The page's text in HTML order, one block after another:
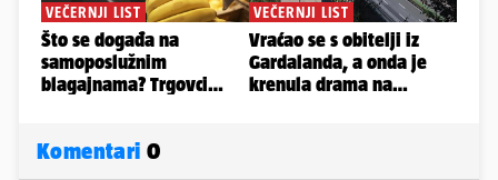
Komentari 0